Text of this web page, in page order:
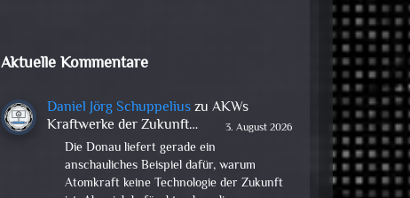
Aktuelle Kommentare
Daniel Jörg SchuppeliuszuAKWs
Kraftwerke der Zukunft…
3. August 2026
Die Donau liefert gerade ein
anschauliches Beispiel dafür, warum
Atomkraft keine Technologie der Zukunft